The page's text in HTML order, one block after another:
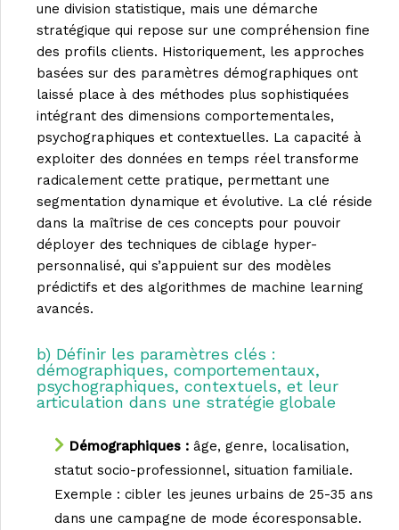
une division statistique, mais une démarche
stratégique qui repose sur une compréhension fine
des profils clients. Historiquement, les approches
basées sur des paramètres démographiques ont
laissé place à des méthodes plus sophistiquées
intégrant des dimensions comportementales,
psychographiques et contextuelles. La capacité à
exploiter des données en temps réel transforme
radicalement cette pratique, permettant une
segmentation dynamique et évolutive. La clé réside
dans la maîtrise de ces concepts pour pouvoir
déployer des techniques de ciblage hyper-
personnalisé, qui s’appuient sur des modèles
prédictifs et des algorithmes de machine learning
avancés.
b) Définir les paramètres clés :
démographiques, comportementaux,
psychographiques, contextuels, et leur
articulation dans une stratégie globale
Démographiques : âge, genre, localisation,
statut socio-professionnel, situation familiale.
Exemple : cibler les jeunes urbains de 25-35 ans
dans une campagne de mode écoresponsable.